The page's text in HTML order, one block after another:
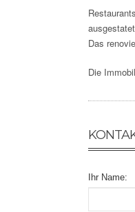
Das
Die
Ihr Name: